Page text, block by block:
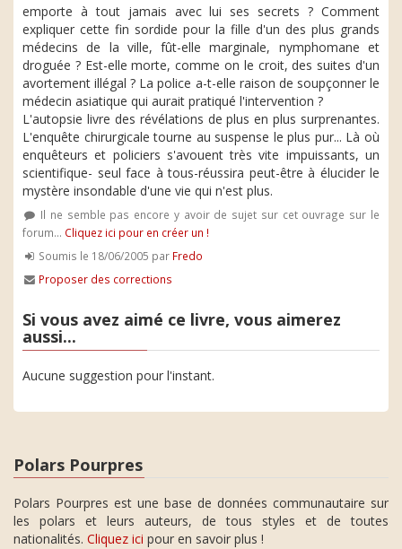
emporte à tout jamais avec lui ses secrets ? Comment
expliquer cette fin sordide pour la fille d'un des plus grands
médecins de la ville, fût-elle marginale, nymphomane et
droguée ? Est-elle morte, comme on le croit, des suites d'un
avortement illégal ? La police a-t-elle raison de soupçonner le
médecin asiatique qui aurait pratiqué l'intervention ?
L'autopsie livre des révélations de plus en plus surprenantes.
L'enquête chirurgicale tourne au suspense le plus pur... Là où
enquêteurs et policiers s'avouent très vite impuissants, un
scientifique- seul face à tous-réussira peut-être à élucider le
mystère insondable d'une vie qui n'est plus.
Il ne semble pas encore y avoir de sujet sur cet ouvrage sur le
forum... Cliquez ici pour en créer un !
Soumis le 18/06/2005 par Fredo
Proposer des corrections
Si vous avez aimé ce livre, vous aimerez
aussi...
Aucune suggestion pour l'instant.
Polars Pourpres
Polars Pourpres est une base de données communautaire sur
les polars et leurs auteurs, de tous styles et de toutes
nationalités. Cliquez ici pour en savoir plus !